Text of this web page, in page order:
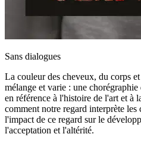
Sans dialogues
La couleur des cheveux, du corps
mélange et varie : une chorégraphie
en référence à l'histoire de l'art et à
comment notre regard interprète les
l'impact de ce regard sur le
l'acceptation et l'altérité.